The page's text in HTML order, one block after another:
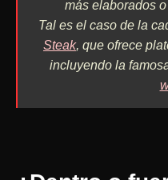
más elaborados
Tal es el caso de la
Steak, que ofrece
incluyendo la